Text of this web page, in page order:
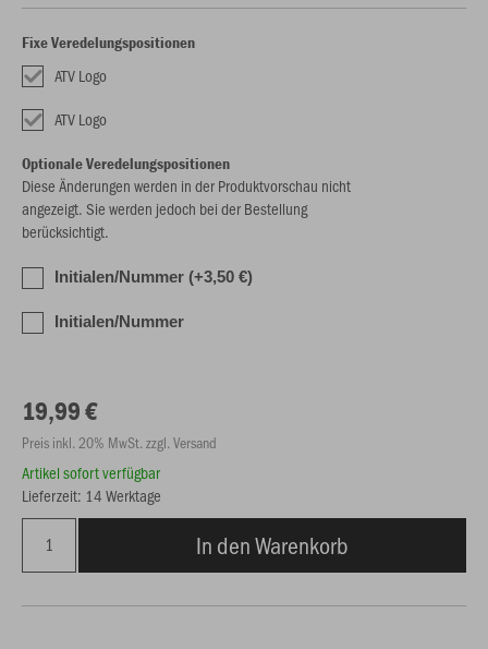
Fixe Veredelungspositionen
ATV Logo
ATV Logo
Optionale Veredelungspositionen
Diese Änderungen werden in der Produktvorschau nicht
angezeigt. Sie werden jedoch bei der Bestellung
berücksichtigt.
Initialen/Nummer (+3,50 €)
Initialen/Nummer
19,99 €
Preis inkl. 20% MwSt. zzgl. Versand
Artikel sofort verfügbar
Lieferzeit: 14 Werktage
In den Warenkorb